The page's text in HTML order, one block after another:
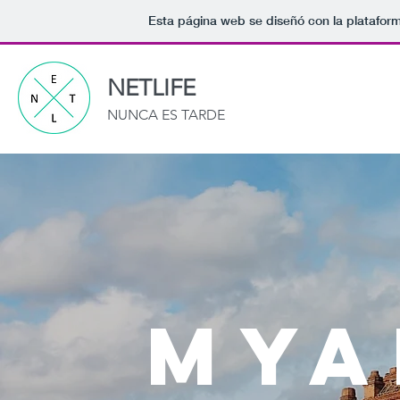
Esta página web se diseñó con la
NETLIFE
NUNCA ES TARDE